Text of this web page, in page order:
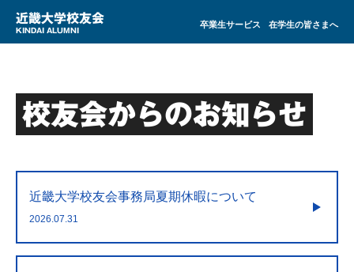
近畿大学校友会
KINDAI ALUMNI
卒業生サービス 在学生の皆さまへ
校友会からのお知らせ
近畿大学校友会事務局夏期休暇について
2026.07.31